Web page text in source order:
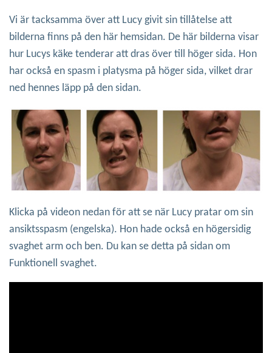
Vi är tacksamma över att Lucy givit sin tillåtelse att
bilderna finns på den här hemsidan. De här bilderna visar
hur Lucys käke tenderar att dras över till höger sida. Hon
har också en spasm i platysma på höger sida, vilket drar
ned hennes läpp på den sidan.
Klicka på videon nedan för att se när Lucy pratar om sin
ansiktsspasm (engelska). Hon hade också en högersidig
svaghet arm och ben. Du kan se detta på sidan om
Funktionell svaghet.